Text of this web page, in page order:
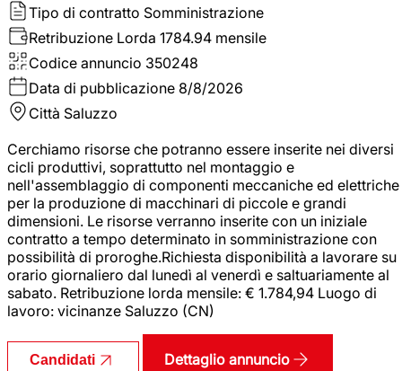
Tipo di contratto Somministrazione
Retribuzione Lorda 1784.94 mensile
Codice annuncio 350248
Data di pubblicazione 8/8/2026
Città Saluzzo
Cerchiamo risorse che potranno essere inserite nei diversi
cicli produttivi, soprattutto nel montaggio e
nell'assemblaggio di componenti meccaniche ed elettriche
per la produzione di macchinari di piccole e grandi
dimensioni. Le risorse verranno inserite con un iniziale
contratto a tempo determinato in somministrazione con
possibilità di proroghe.Richiesta disponibilità a lavorare su
orario giornaliero dal lunedì al venerdì e saltuariamente al
sabato. Retribuzione lorda mensile: € 1.784,94 Luogo di
lavoro: vicinanze Saluzzo (CN)
Candidati Dettaglio annuncio